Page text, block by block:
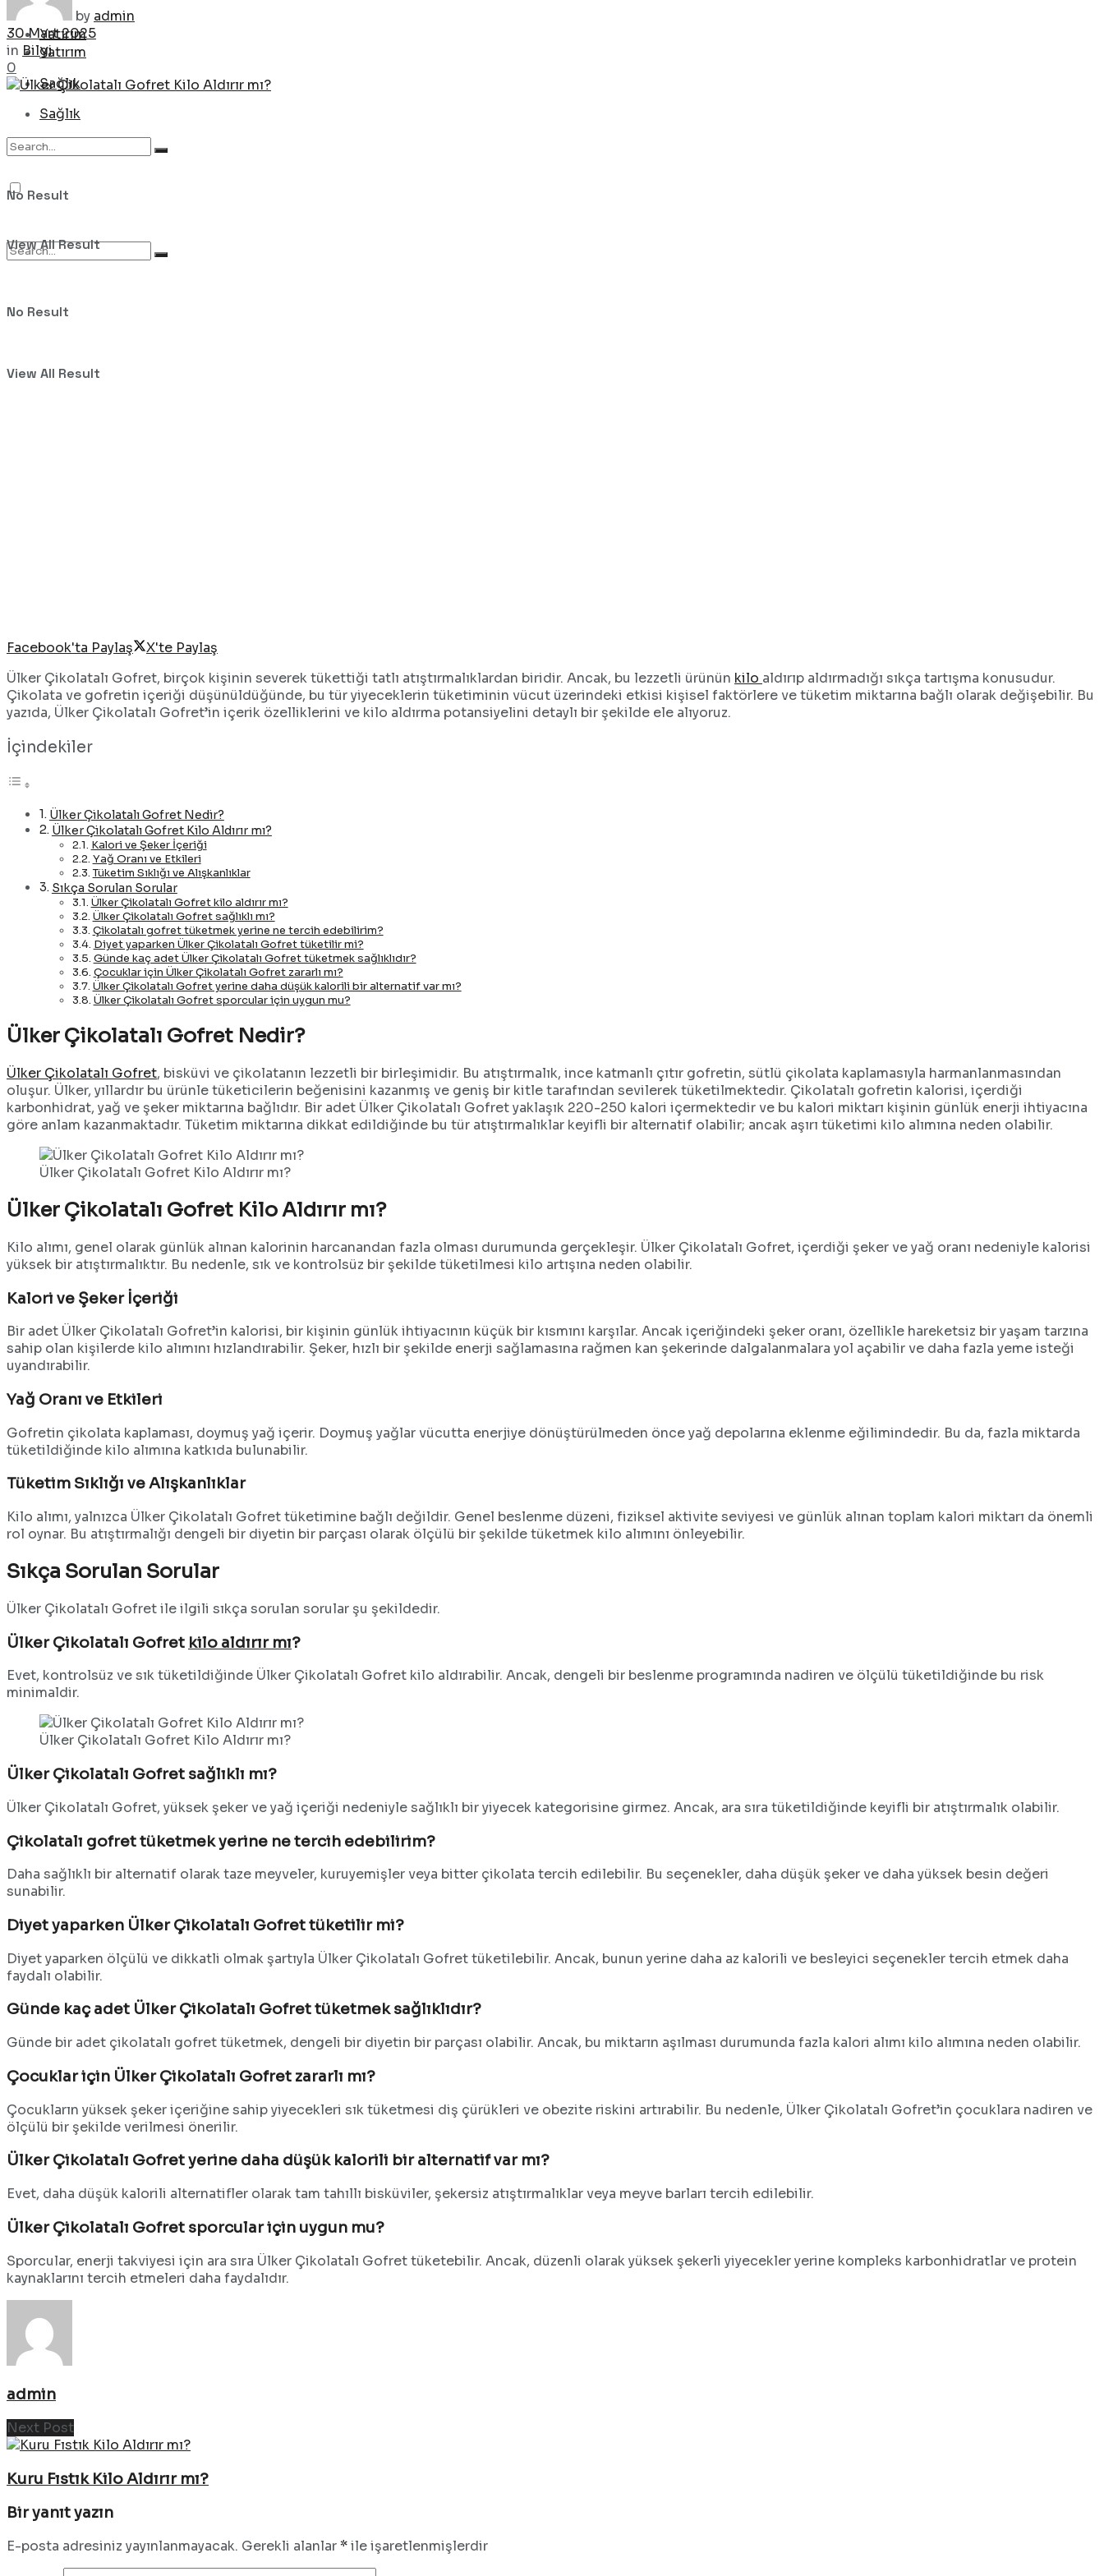
Yatırım
Sağlık
No Result
View All Result
Yatırım
Sağlık
No Result
View All Result
by admin
30 Mart 2025
in Bilgi
0
Facebook'ta Paylaş
X'te Paylaş
Ülker Çikolatalı Gofret, birçok kişinin severek tükettiği tatlı atıştırmalıklardan biridir. Ancak, bu lezzetli ürünün kilo aldırıp aldırmadığı sıkça tartışma konusudur.
Çikolata ve gofretin içeriği düşünüldüğünde, bu tür yiyeceklerin tüketiminin vücut üzerindeki etkisi kişisel faktörlere ve tüketim miktarına bağlı olarak değişebilir. Bu
yazıda, Ülker Çikolatalı Gofret’in içerik özelliklerini ve kilo aldırma potansiyelini detaylı bir şekilde ele alıyoruz.
İçindekiler
Ülker Çikolatalı Gofret Nedir?
Ülker Çikolatalı Gofret Kilo Aldırır mı?
Kalori ve Şeker İçeriği
Yağ Oranı ve Etkileri
Tüketim Sıklığı ve Alışkanlıklar
Sıkça Sorulan Sorular
Ülker Çikolatalı Gofret kilo aldırır mı?
Ülker Çikolatalı Gofret sağlıklı mı?
Çikolatalı gofret tüketmek yerine ne tercih edebilirim?
Diyet yaparken Ülker Çikolatalı Gofret tüketilir mi?
Günde kaç adet Ülker Çikolatalı Gofret tüketmek sağlıklıdır?
Çocuklar için Ülker Çikolatalı Gofret zararlı mı?
Ülker Çikolatalı Gofret yerine daha düşük kalorili bir alternatif var mı?
Ülker Çikolatalı Gofret sporcular için uygun mu?
Ülker Çikolatalı Gofret Nedir?
Ülker Çikolatalı Gofret, bisküvi ve çikolatanın lezzetli bir birleşimidir. Bu atıştırmalık, ince katmanlı çıtır gofretin, sütlü çikolata kaplamasıyla harmanlanmasından
oluşur. Ülker, yıllardır bu ürünle tüketicilerin beğenisini kazanmış ve geniş bir kitle tarafından sevilerek tüketilmektedir. Çikolatalı gofretin kalorisi, içerdiği
karbonhidrat, yağ ve şeker miktarına bağlıdır. Bir adet Ülker Çikolatalı Gofret yaklaşık 220-250 kalori içermektedir ve bu kalori miktarı kişinin günlük enerji ihtiyacına
göre anlam kazanmaktadır. Tüketim miktarına dikkat edildiğinde bu tür atıştırmalıklar keyifli bir alternatif olabilir; ancak aşırı tüketimi kilo alımına neden olabilir.
Ülker Çikolatalı Gofret Kilo Aldırır mı?
Ülker Çikolatalı Gofret Kilo Aldırır mı?
Kilo alımı, genel olarak günlük alınan kalorinin harcanandan fazla olması durumunda gerçekleşir. Ülker Çikolatalı Gofret, içerdiği şeker ve yağ oranı nedeniyle kalorisi
yüksek bir atıştırmalıktır. Bu nedenle, sık ve kontrolsüz bir şekilde tüketilmesi kilo artışına neden olabilir.
Kalori ve Şeker İçeriği
Bir adet Ülker Çikolatalı Gofret’in kalorisi, bir kişinin günlük ihtiyacının küçük bir kısmını karşılar. Ancak içeriğindeki şeker oranı, özellikle hareketsiz bir yaşam tarzına
sahip olan kişilerde kilo alımını hızlandırabilir. Şeker, hızlı bir şekilde enerji sağlamasına rağmen kan şekerinde dalgalanmalara yol açabilir ve daha fazla yeme isteği
uyandırabilir.
Yağ Oranı ve Etkileri
Gofretin çikolata kaplaması, doymuş yağ içerir. Doymuş yağlar vücutta enerjiye dönüştürülmeden önce yağ depolarına eklenme eğilimindedir. Bu da, fazla miktarda
tüketildiğinde kilo alımına katkıda bulunabilir.
Tüketim Sıklığı ve Alışkanlıklar
Kilo alımı, yalnızca Ülker Çikolatalı Gofret tüketimine bağlı değildir. Genel beslenme düzeni, fiziksel aktivite seviyesi ve günlük alınan toplam kalori miktarı da önemli
rol oynar. Bu atıştırmalığı dengeli bir diyetin bir parçası olarak ölçülü bir şekilde tüketmek kilo alımını önleyebilir.
Sıkça Sorulan Sorular
Ülker Çikolatalı Gofret ile ilgili sıkça sorulan sorular şu şekildedir.
Ülker Çikolatalı Gofret kilo aldırır mı?
Evet, kontrolsüz ve sık tüketildiğinde Ülker Çikolatalı Gofret kilo aldırabilir. Ancak, dengeli bir beslenme programında nadiren ve ölçülü tüketildiğinde bu risk
minimaldir.
Ülker Çikolatalı Gofret Kilo Aldırır mı?
Ülker Çikolatalı Gofret sağlıklı mı?
Ülker Çikolatalı Gofret, yüksek şeker ve yağ içeriği nedeniyle sağlıklı bir yiyecek kategorisine girmez. Ancak, ara sıra tüketildiğinde keyifli bir atıştırmalık olabilir.
Çikolatalı gofret tüketmek yerine ne tercih edebilirim?
Daha sağlıklı bir alternatif olarak taze meyveler, kuruyemişler veya bitter çikolata tercih edilebilir. Bu seçenekler, daha düşük şeker ve daha yüksek besin değeri
sunabilir.
Diyet yaparken Ülker Çikolatalı Gofret tüketilir mi?
Diyet yaparken ölçülü ve dikkatli olmak şartıyla Ülker Çikolatalı Gofret tüketilebilir. Ancak, bunun yerine daha az kalorili ve besleyici seçenekler tercih etmek daha
faydalı olabilir.
Günde kaç adet Ülker Çikolatalı Gofret tüketmek sağlıklıdır?
Günde bir adet çikolatalı gofret tüketmek, dengeli bir diyetin bir parçası olabilir. Ancak, bu miktarın aşılması durumunda fazla kalori alımı kilo alımına neden olabilir.
Çocuklar için Ülker Çikolatalı Gofret zararlı mı?
Çocukların yüksek şeker içeriğine sahip yiyecekleri sık tüketmesi diş çürükleri ve obezite riskini artırabilir. Bu nedenle, Ülker Çikolatalı Gofret’in çocuklara nadiren ve
ölçülü bir şekilde verilmesi önerilir.
Ülker Çikolatalı Gofret yerine daha düşük kalorili bir alternatif var mı?
Evet, daha düşük kalorili alternatifler olarak tam tahıllı bisküviler, şekersiz atıştırmalıklar veya meyve barları tercih edilebilir.
Ülker Çikolatalı Gofret sporcular için uygun mu?
Sporcular, enerji takviyesi için ara sıra Ülker Çikolatalı Gofret tüketebilir. Ancak, düzenli olarak yüksek şekerli yiyecekler yerine kompleks karbonhidratlar ve protein
kaynaklarını tercih etmeleri daha faydalıdır.
admin
Next Post
Kuru Fıstık Kilo Aldırır mı?
Bir yanıt yazın
E-posta adresiniz yayınlanmayacak. Gerekli alanlar*ile işaretlenmişlerdir